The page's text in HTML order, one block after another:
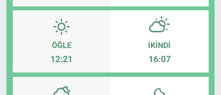
ÖĞLE
12:21
İKINDI
16:07